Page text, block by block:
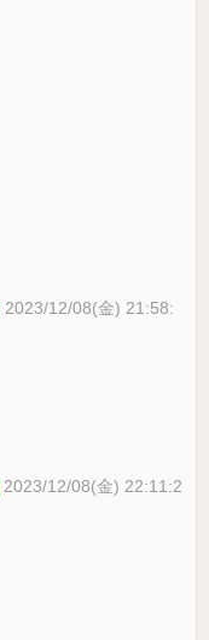
2023/12/08(金) 21:58:
2023/12/08(金) 22:11:2